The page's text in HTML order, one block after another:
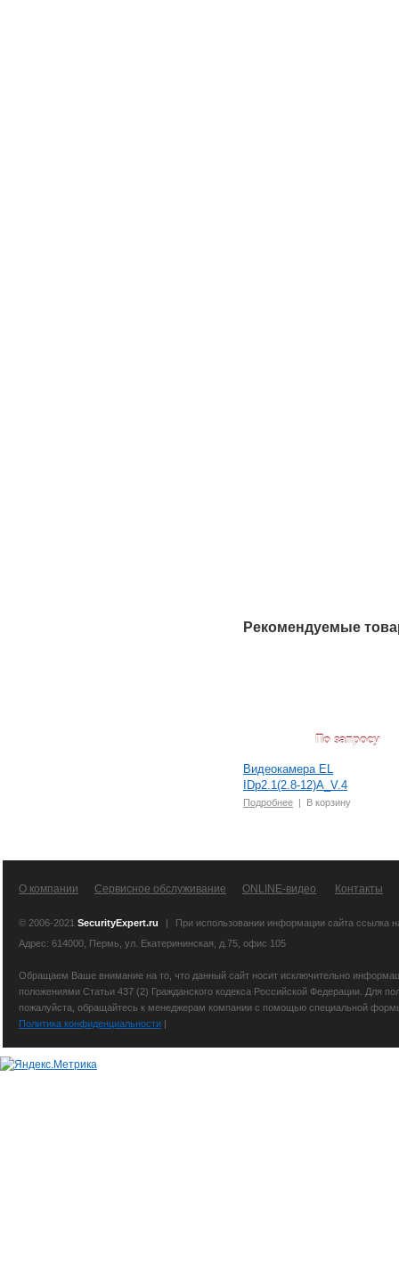
Рекомендуемые
По запросу
Видеокамера EL
IDp2.1(2.8-12)A_V.4
Подробнее | В корзину
О компании Сервисное обслуживание ONLINE-видео Контакты
© 2006-2021 SecurityExpert.ru |
При использовании информации сайта ссылка
Адрес: 614000, Пермь, ул. Екатерининская, д.75, офис 105
Обращаем Ваше внимание на то, что данный сайт носит исключительно
положениями Статьи 437 (2) Гражданского кодекса Российской Федерации. Для
пожалуйста, обращайтесь к менеджерам компании с помощью специальной
Политика конфиденциальности |